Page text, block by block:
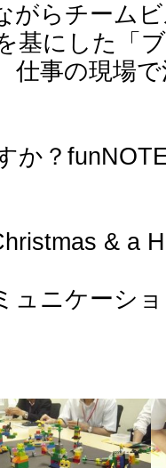
がらチーム
基にした「
仕事の現場
か？
& a
ュニケーシ